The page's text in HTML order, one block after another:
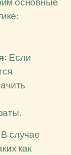
Если
В случае
как